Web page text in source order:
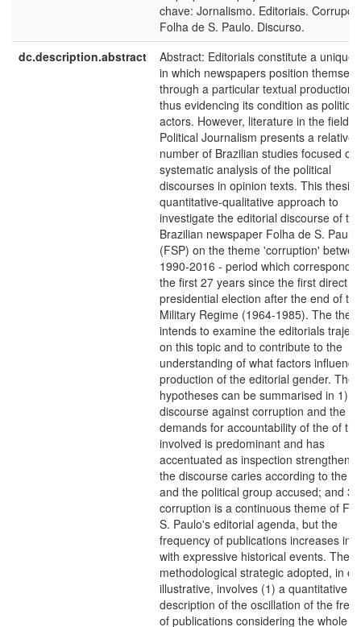
chave: Jornalismo. Editoriais.
Folha de S. Paulo. Discurso.
dc.description.abstract
Abstract: Editorials constitute a unique
in which newspapers position
through a particular textual production
thus evidencing its condition as political
actors. However, literature in the field of
Political Journalism presents a
number of Brazilian studies focused on
systematic analysis of the political
discourses in opinion texts. This thesis
quantitative-qualitative approach to
investigate the editorial discourse of the
Brazilian newspaper Folha de S. Paulo
(FSP) on the theme 'corruption'
1990-2016 - period which corresponds
the first 27 years since the first direct
presidential election after the end of the
Military Regime (1964-1985). The
intends to examine the editorials
on this topic and to contribute to the
understanding of what factors
production of the editorial gender. The
hypotheses can be summarised in 1)
discourse against corruption and the
demands for accountability of the of the
involved is predominant and has
accentuated as inspection
the discourse caries according to the
and the political group accused; and 3)
corruption is a continuous theme of
S. Paulo's editorial agenda, but the
frequency of publications increases in
with expressive historical events. The
methodological strategic adopted, in
illustrative, involves (1) a quantitative
description of the oscillation of the
of publications considering the whole